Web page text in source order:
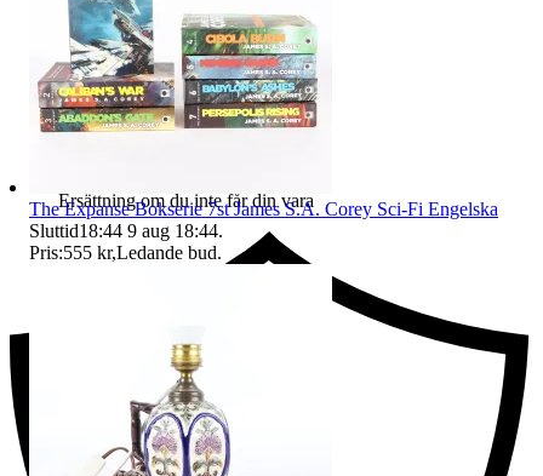
Ersättning om du inte får din vara
The Expanse Bokserie 7st James S.A. Corey Sci-Fi Engelska
Sluttid18:44 9 aug 18:44.
Pris:555 kr,Ledande bud.